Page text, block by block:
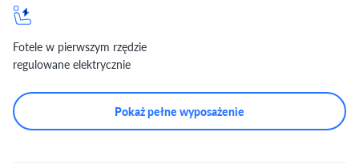
Fotele w pierwszym rzędzie
regulowane elektrycznie
Pokaż pełne wyposażenie